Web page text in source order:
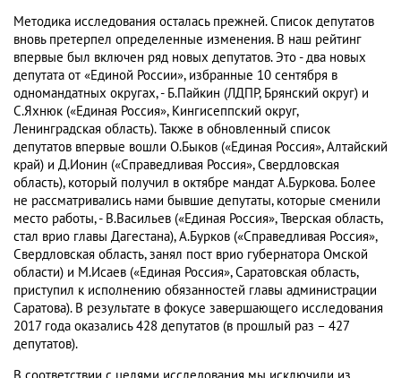
Методика исследования осталась прежней. Список депутатов
вновь претерпел определенные изменения. В наш рейтинг
впервые был включен ряд новых депутатов. Это - два новых
депутата от «Единой России», избранные 10 сентября в
одномандатных округах, - Б.Пайкин (ЛДПР, Брянский округ) и
С.Яхнюк («Единая Россия», Кингисеппский округ,
Ленинградская область). Также в обновленный список
депутатов впервые вошли О.Быков («Единая Россия», Алтайский
край) и Д.Ионин («Справедливая Россия», Свердловская
область), который получил в октябре мандат А.Буркова. Более
не рассматривались нами бывшие депутаты, которые сменили
место работы, - В.Васильев («Единая Россия», Тверская область,
стал врио главы Дагестана), А.Бурков («Справедливая Россия»,
Свердловская область, занял пост врио губернатора Омской
области) и М.Исаев («Единая Россия», Саратовская область,
приступил к исполнению обязанностей главы администрации
Саратова). В результате в фокусе завершающего исследования
2017 года оказались 428 депутатов (в прошлый раз – 427
депутатов).